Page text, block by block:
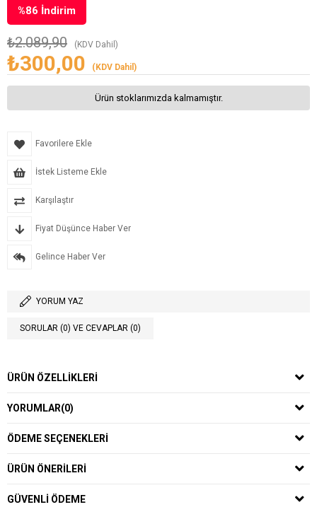
%86 İndirim
₺2.089,90 (KDV Dahil)
₺300,00 (KDV Dahil)
Ürün stoklarımızda kalmamıştır.
Favorilere Ekle
İstek Listeme Ekle
Karşılaştır
Fiyat Düşünce Haber Ver
Gelince Haber Ver
YORUM YAZ
SORULAR (0) VE CEVAPLAR (0)
ÜRÜN ÖZELLIKLERI
YORUMLAR(0)
ÖDEME SEÇENEKLERI
ÜRÜN ÖNERILERI
GÜVENLI ÖDEME